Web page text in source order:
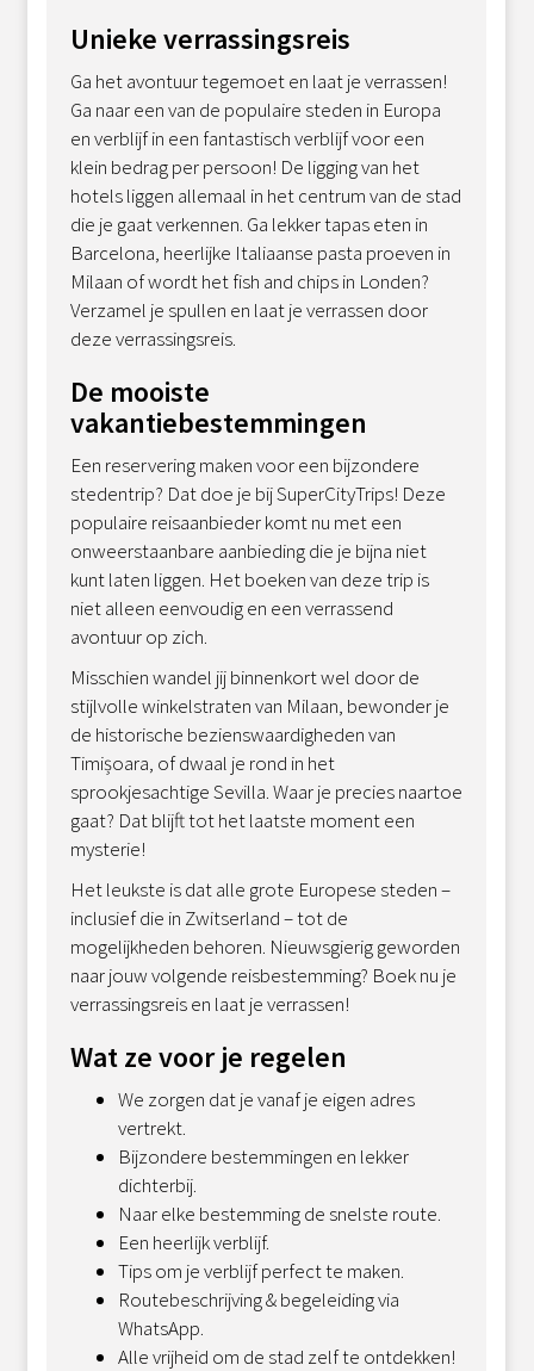
Unieke verrassingsreis
Ga het avontuur tegemoet en laat je verrassen!
Ga naar een van de populaire steden in Europa
en verblijf in een fantastisch verblijf voor een
klein bedrag per persoon! De ligging van het
hotels liggen allemaal in het centrum van de stad
die je gaat verkennen. Ga lekker tapas eten in
Barcelona, heerlijke Italiaanse pasta proeven in
Milaan of wordt het fish and chips in Londen?
Verzamel je spullen en laat je verrassen door
deze verrassingsreis.
De mooiste
vakantiebestemmingen
Een reservering maken voor een bijzondere
stedentrip? Dat doe je bij SuperCityTrips! Deze
populaire reisaanbieder komt nu met een
onweerstaanbare aanbieding die je bijna niet
kunt laten liggen. Het boeken van deze trip is
niet alleen eenvoudig en een verrassend
avontuur op zich.
Misschien wandel jij binnenkort wel door de
stijlvolle winkelstraten van Milaan, bewonder je
de historische bezienswaardigheden van
Timișoara, of dwaal je rond in het
sprookjesachtige Sevilla. Waar je precies naartoe
gaat? Dat blijft tot het laatste moment een
mysterie!
Het leukste is dat alle grote Europese steden –
inclusief die in Zwitserland – tot de
mogelijkheden behoren. Nieuwsgierig geworden
naar jouw volgende reisbestemming? Boek nu je
verrassingsreis en laat je verrassen!
Wat ze voor je regelen
We zorgen dat je vanaf je eigen adres
vertrekt.
Bijzondere bestemmingen en lekker
dichterbij.
Naar elke bestemming de snelste route.
Een heerlijk verblijf.
Tips om je verblijf perfect te maken.
Routebeschrijving & begeleiding via
WhatsApp.
Alle vrijheid om de stad zelf te ontdekken!